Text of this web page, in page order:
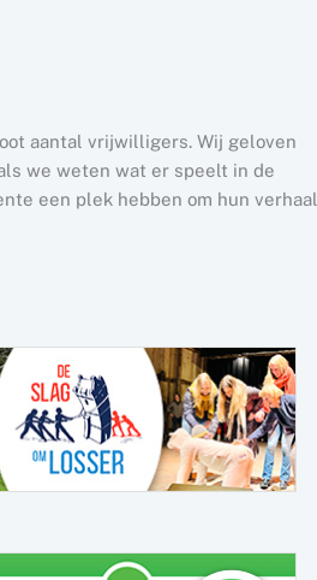
aantal vrijwilligers. Wij geloven
we weten wat er speelt in de
een plek hebben om hun verhaal